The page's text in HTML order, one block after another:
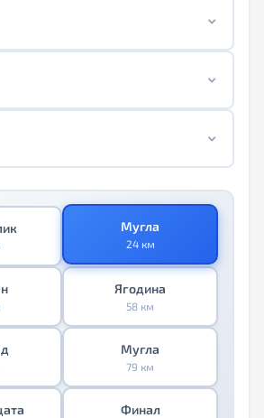
Мугла
24 км
Ягодина
58 км
Мугла
79 км
Финал